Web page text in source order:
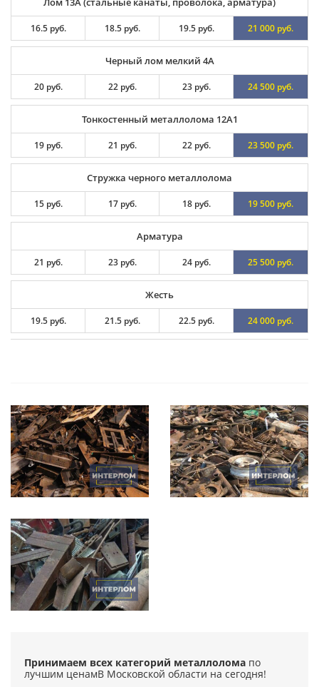
16.5 руб. 18.5 руб. 19.5 руб. 21 000 руб.
Черный лом мелкий 4А
20 руб. 22 руб. 23 руб. 24 500 руб.
Тонкостенный металлолома 12А1
19 руб. 21 руб. 22 руб. 23 500 руб.
Стружка черного металлолома
15 руб. 17 руб. 18 руб. 19 500 руб.
Арматура
21 руб. 23 руб. 24 руб. 25 500 руб.
Жесть
19.5 руб. 21.5 руб. 22.5 руб. 24 000 руб.
Принимаем всех категорий металлолома по
лучшим ценамВ Московской области на сегодня!